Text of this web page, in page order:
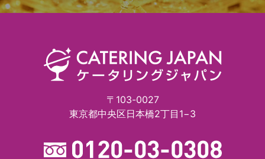
〒103-0027
東京都中央区日本橋2丁目1−3